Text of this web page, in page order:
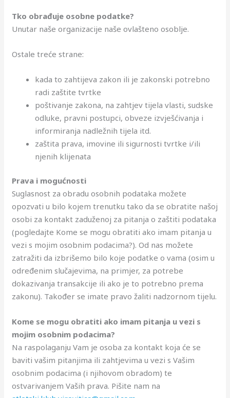
Tko obrađuje osobne podatke?
Unutar naše organizacije naše ovlašteno osoblje.
Ostale treće strane:
kada to zahtijeva zakon ili je zakonski potrebno
radi zaštite tvrtke
poštivanje zakona, na zahtjev tijela vlasti, sudske
odluke, pravni postupci, obveze izvješćivanja i
informiranja nadležnih tijela itd.
zaštita prava, imovine ili sigurnosti tvrtke i/ili
njenih klijenata
Prava i mogućnosti
Suglasnost za obradu osobnih podataka možete
opozvati u bilo kojem trenutku tako da se obratite našoj
osobi za kontakt zaduženoj za pitanja o zaštiti podataka
(pogledajte Kome se mogu obratiti ako imam pitanja u
vezi s mojim osobnim podacima?). Od nas možete
zatražiti da izbrišemo bilo koje podatke o vama (osim u
određenim slučajevima, na primjer, za potrebe
dokazivanja transakcije ili ako je to potrebno prema
zakonu). Također se imate pravo žaliti nadzornom tijelu.
Kome se mogu obratiti ako imam pitanja u vezi s
mojim osobnim podacima?
Na raspolaganju Vam je osoba za kontakt koja će se
baviti vašim pitanjima ili zahtjevima u vezi s Vašim
osobnim podacima (i njihovom obradom) te
ostvarivanjem Vaših prava. Pišite nam na